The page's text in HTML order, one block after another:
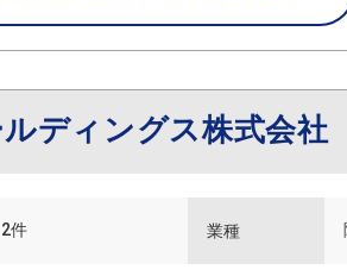
ルディングス株式会社
2件 業種